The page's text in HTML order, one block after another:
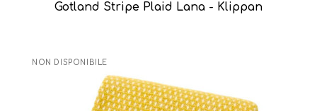
Gotland Stripe Plaid Lana - Klippan
NON DISPONIBILE